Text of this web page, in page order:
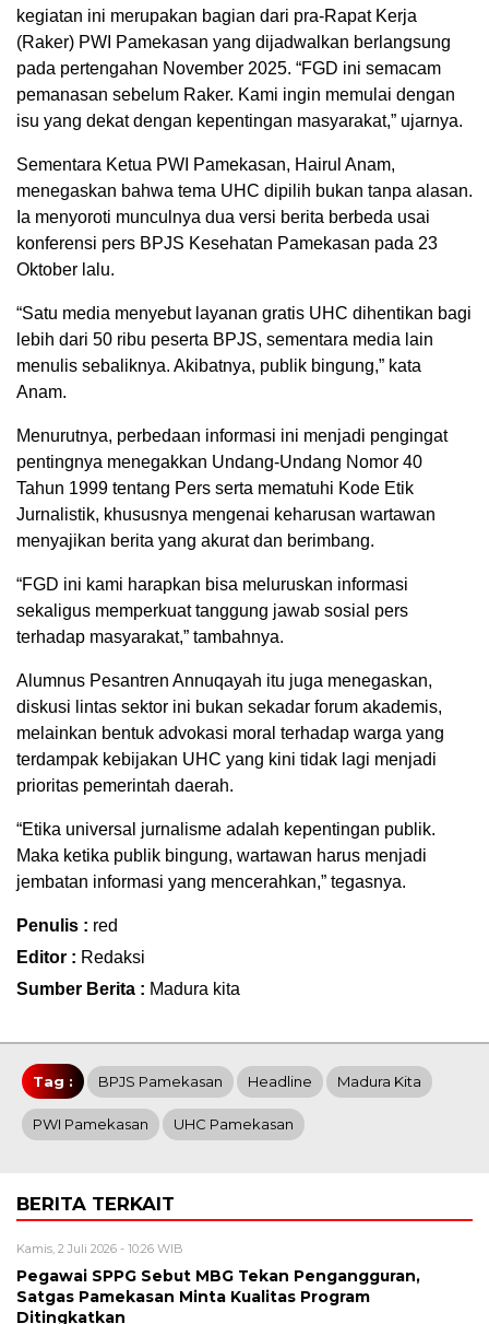
kegiatan ini merupakan bagian dari pra-Rapat Kerja
(Raker) PWI Pamekasan yang dijadwalkan berlangsung
pada pertengahan November 2025. “FGD ini semacam
pemanasan sebelum Raker. Kami ingin memulai dengan
isu yang dekat dengan kepentingan masyarakat,” ujarnya.
Sementara Ketua PWI Pamekasan, Hairul Anam,
menegaskan bahwa tema UHC dipilih bukan tanpa alasan.
Ia menyoroti munculnya dua versi berita berbeda usai
konferensi pers BPJS Kesehatan Pamekasan pada 23
Oktober lalu.
“Satu media menyebut layanan gratis UHC dihentikan bagi
lebih dari 50 ribu peserta BPJS, sementara media lain
menulis sebaliknya. Akibatnya, publik bingung,” kata
Anam.
Menurutnya, perbedaan informasi ini menjadi pengingat
pentingnya menegakkan Undang-Undang Nomor 40
Tahun 1999 tentang Pers serta mematuhi Kode Etik
Jurnalistik, khususnya mengenai keharusan wartawan
menyajikan berita yang akurat dan berimbang.
“FGD ini kami harapkan bisa meluruskan informasi
sekaligus memperkuat tanggung jawab sosial pers
terhadap masyarakat,” tambahnya.
Alumnus Pesantren Annuqayah itu juga menegaskan,
diskusi lintas sektor ini bukan sekadar forum akademis,
melainkan bentuk advokasi moral terhadap warga yang
terdampak kebijakan UHC yang kini tidak lagi menjadi
prioritas pemerintah daerah.
“Etika universal jurnalisme adalah kepentingan publik.
Maka ketika publik bingung, wartawan harus menjadi
jembatan informasi yang mencerahkan,” tegasnya.
Penulis : red
Editor : Redaksi
Sumber Berita : Madura kita
Tag : BPJS Pamekasan Headline Madura Kita
PWI Pamekasan UHC Pamekasan
BERITA TERKAIT
Kamis, 2 Juli 2026 - 10:26 WIB
Pegawai SPPG Sebut MBG Tekan Pengangguran,
Satgas Pamekasan Minta Kualitas Program
Ditingkatkan